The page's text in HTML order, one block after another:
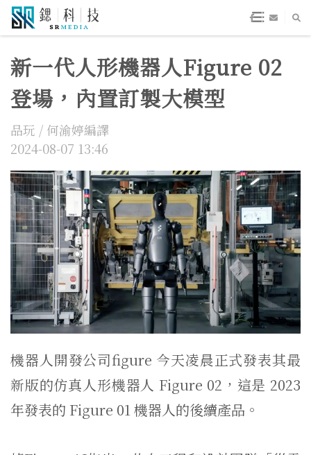
新一代人形機器人Figure 02
登場，內置訂製大模型
品玩 / 何渝婷編譯
2024-08-07 13:46
機器人開發公司figure 今天凌晨正式發表其最
新版的仿真人形機器人 Figure 02，這是 2023
年發表的 Figure 01 機器人的後續產品。